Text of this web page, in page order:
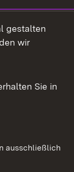
gestalten
wir
Sie in
ausschließlich